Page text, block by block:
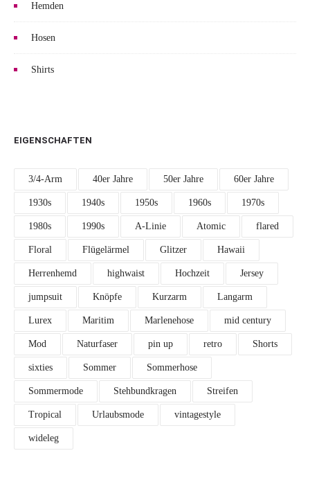
Hemden
Hosen
Shirts
EIGENSCHAFTEN
3/4-Arm 40er Jahre 50er Jahre 60er Jahre
1930s 1940s 1950s 1960s 1970s
1980s 1990s A-Linie Atomic flared
Floral Flügelärmel Glitzer Hawaii
Herrenhemd highwaist Hochzeit Jersey
jumpsuit Knöpfe Kurzarm Langarm
Lurex Maritim Marlenehose mid century
Mod Naturfaser pin up retro Shorts
sixties Sommer Sommerhose
Sommermode Stehbundkragen Streifen
Tropical Urlaubsmode vintagestyle
wideleg